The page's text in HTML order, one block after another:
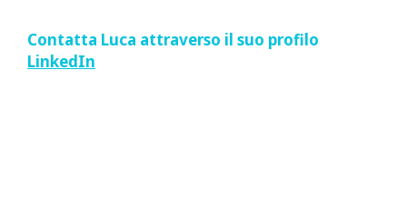
Contatta Luca attraverso il suo profilo
LinkedIn